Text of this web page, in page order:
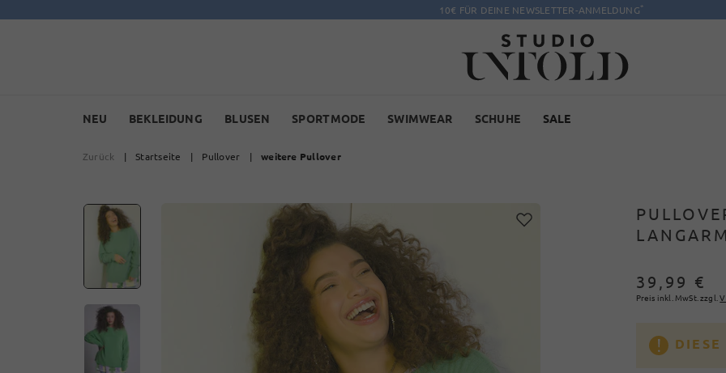
10€ FÜR DEINE NEWSLETTER-ANMELDUNG*
NEU BEKLEIDUNG BLUSEN SPORTMODE SWIMWEAR SCHUHE SALE
Zurück | Startseite | Pullover | weitere Pullover
39,99 €
Preis inkl. MwSt. zzgl.